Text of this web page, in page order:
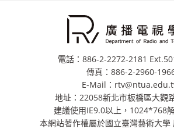
電話：886-2-2272-2181
傳真：886-2-2960-
E-Mail：
地址：22058新北市板橋區大觀
建議使用IE9.0以上，1024*768
本網站著作權屬於國立臺灣藝術大學